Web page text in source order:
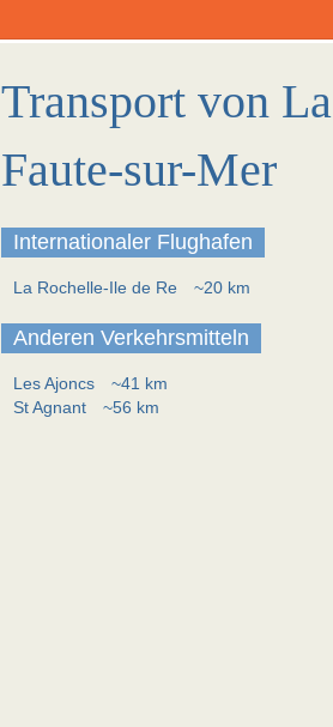
Transport von La
Faute-sur-Mer
Internationaler Flughafen
La Rochelle-Ile de Re ~20 km
Anderen Verkehrsmitteln
Les Ajoncs
~41 km
St Agnant
~56 km